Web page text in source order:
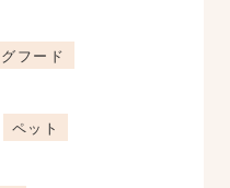
フード
ペット